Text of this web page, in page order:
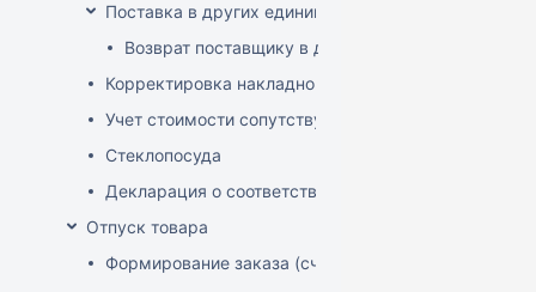
Поставка в других единицах
Возврат поставщику в других единицах
Корректировка накладной (РФ)
Учет стоимости сопутствующих услуг в приходе
Стеклопосуда
Декларация о соответствии
Отпуск товара
Формирование заказа (счета-фактуры)